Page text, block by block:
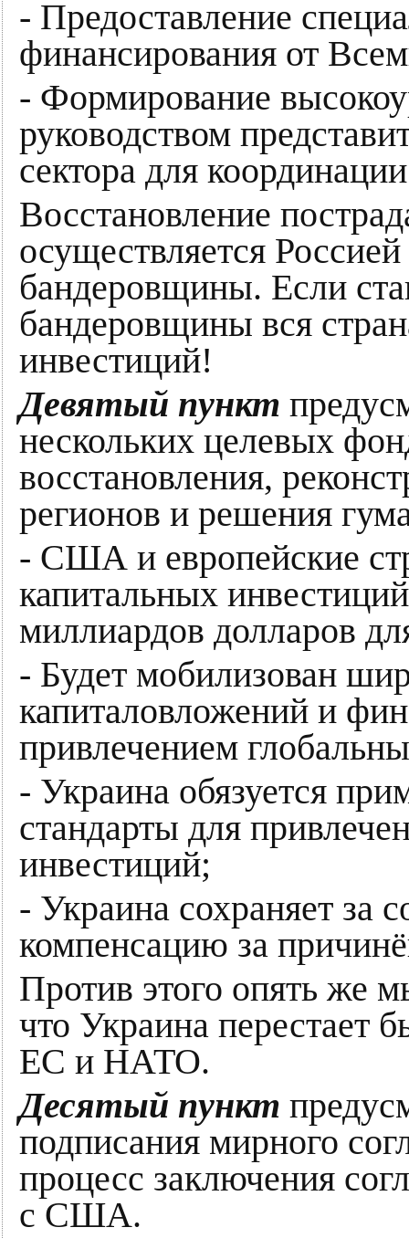
- Предоставление
финансирования от
- Формирование
руководством
сектора для
Восстановление
осуществляется
бандеровщины. Если
бандеровщины вся
инвестиций!
Девятый пункт
нескольких целевых
восстановления,
регионов и решения
- США и европейские
капитальных
миллиардов долларов
- Будет мобилизован
капиталовложений и
привлечением
- Украина обязуется
стандарты для
инвестиций;
- Украина сохраняет за
компенсацию за
Против этого опять же
что Украина перестает
ЕС и НАТО.
Десятый пункт
подписания мирного
процесс заключения
с США.